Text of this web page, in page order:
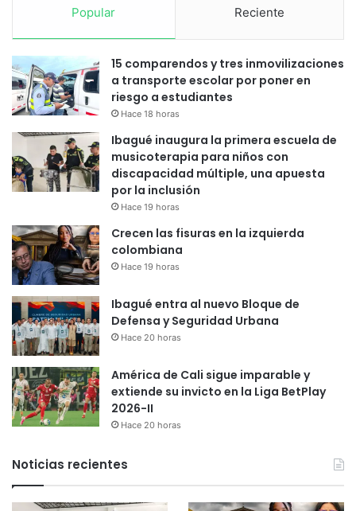
Popular Reciente
15 comparendos y tres inmovilizaciones
a transporte escolar por poner en
riesgo a estudiantes
Hace 18 horas
Ibagué inaugura la primera escuela de
musicoterapia para niños con
discapacidad múltiple, una apuesta
por la inclusión
Hace 19 horas
Crecen las fisuras en la izquierda
colombiana
Hace 19 horas
Ibagué entra al nuevo Bloque de
Defensa y Seguridad Urbana
Hace 20 horas
América de Cali sigue imparable y
extiende su invicto en la Liga BetPlay
2026-II
Hace 20 horas
Noticias recientes